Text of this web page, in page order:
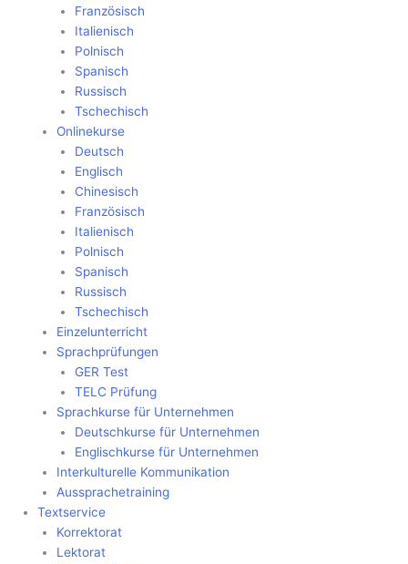
Französisch
Italienisch
Polnisch
Spanisch
Russisch
Tschechisch
Onlinekurse
Deutsch
Englisch
Chinesisch
Französisch
Italienisch
Polnisch
Spanisch
Russisch
Tschechisch
Einzelunterricht
Sprachprüfungen
GER Test
TELC Prüfung
Sprachkurse für Unternehmen
Deutschkurse für Unternehmen
Englischkurse für Unternehmen
Interkulturelle Kommunikation
Aussprachetraining
Textservice
Korrektorat
Lektorat